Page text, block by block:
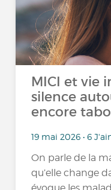
MICI et vie
silence
encore
19 mai 2026 • 6
On parle de la
qu’elle change